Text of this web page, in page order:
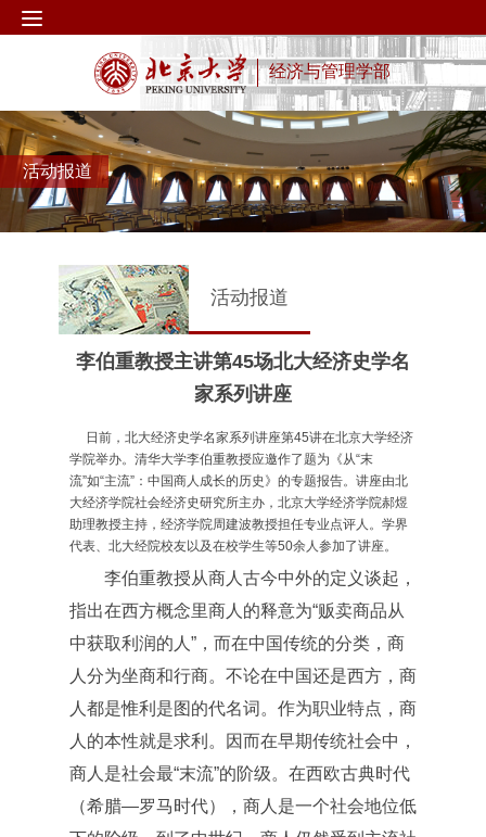
经济与管理学部
活动报道
活动报道
李伯重教授主讲第45场北大经济史学名
家系列讲座
日前，北大经济史学名家系列讲座第45讲在北京大学经济
学院举办。清华大学李伯重教授应邀作了题为《从“末
流”如“主流”：中国商人成长的历史》的专题报告。讲座由北
大经济学院社会经济史研究所主办，北京大学经济学院郝煜
助理教授主持，经济学院周建波教授担任专业点评人。学界
代表、北大经院校友以及在校学生等50余人参加了讲座。
李伯重教授从商人古今中外的定义谈起，
指出在西方概念里商人的释意为“贩卖商品从
中获取利润的人”，而在中国传统的分类，商
人分为坐商和行商。不论在中国还是西方，商
人都是惟利是图的代名词。作为职业特点，商
人的本性就是求利。因而在早期传统社会中，
商人是社会最“末流”的阶级。在西欧古典时代
（希腊—罗马时代），商人是一个社会地位低